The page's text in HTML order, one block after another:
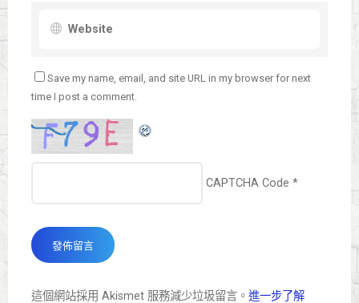
Save my name, email, and site URL in my browser for next
time I post a comment.
CAPTCHA Code *
這個網站採用 Akismet 服務減少垃圾留言。 進一步了解